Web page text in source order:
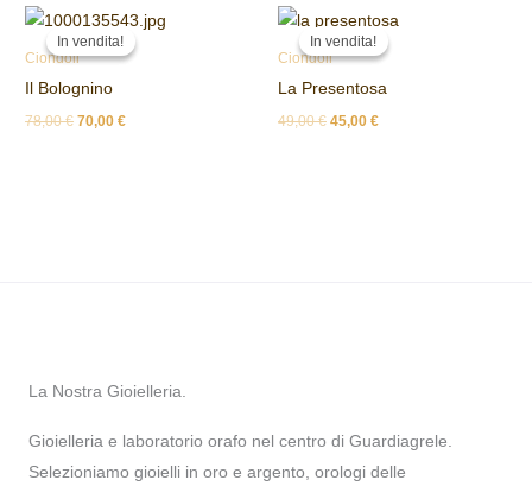
In vendita!
In vendita!
Ciondoli
Il Bolognino
78,00€
Il
prezzo
originale
78,00 €.
70,00€
Il
prezzo
attuale
In vendita!
In vendita!
Ciondoli
La Presentosa
49,00€
Il
prezzo
originale
49,00 €.
45,00 €
Il
attuale
45,00 €.
La Nostra Gioielleria.
Gioielleria e laboratorio orafo nel centro di Guardiagrele.
Selezioniamo gioielli in oro e argento, orologi delle